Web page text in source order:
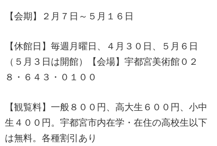
【会期】２月７日～５月１６日
【休館日】毎週月曜日、４月３０日、５月６日
（５月３日は開館）【会場】宇都宮美術館０２
８・６４３・０１００
【観覧料】一般８００円、高大生６００円、小中
生４００円。宇都宮市内在学・在住の高校生以下
は無料。各種割引あり